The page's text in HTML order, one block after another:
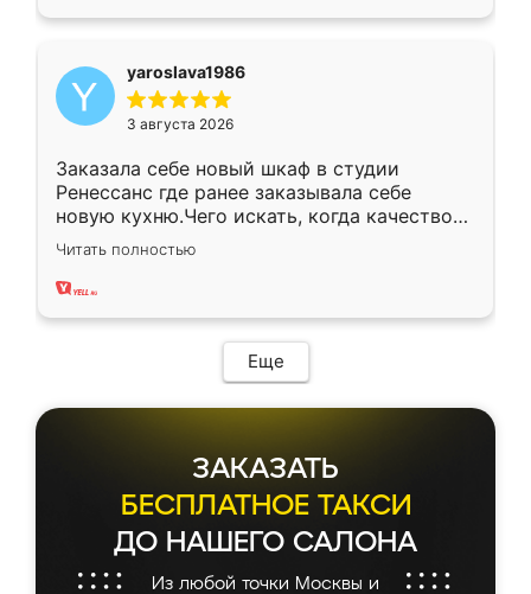
yaroslava1986
3 августа 2026
Заказала себе новый шкаф в студии
Ренессанс где ранее заказывала себе
новую кухню.Чего искать, когда качеством
вполне довольна. Служит кухня уже почти
два года, нареканий нет.
Читать полностью
Еще
ЗАКАЗАТЬ
БЕСПЛАТНОЕ ТАКСИ
ДО НАШЕГО САЛОНА
Из любой точки Москвы и